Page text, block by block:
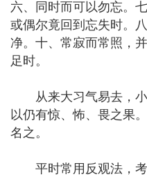
六、同时而可以勿忘。
或偶尔竟回到忘失时。
净。十、常寂而常照，
足时。
从来大习气易去，小
以仍有惊、怖、畏之果
名之。
平时常用反观法，考